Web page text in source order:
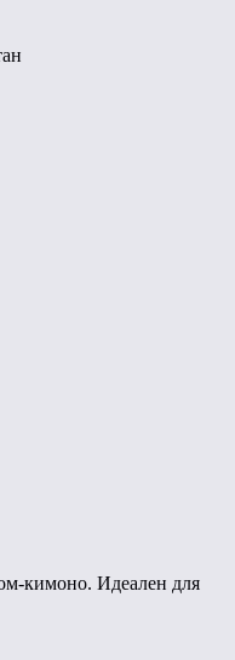
кимоно. Идеален для